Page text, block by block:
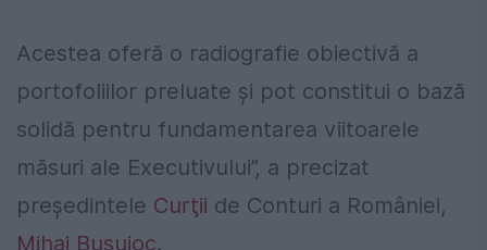
Acestea oferă o radiografie obiectivă a
portofoliilor preluate şi pot constitui o bază
solidă pentru fundamentarea viitoarele
măsuri ale Executivului”, a precizat
preşedintele Curţii de Conturi a României,
Mihai Busuioc.